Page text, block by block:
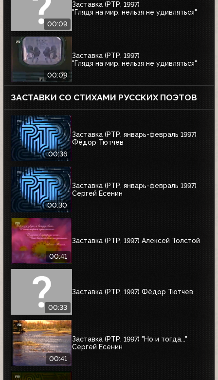
00:09
Заставка (РТР, 1997)
"Глядя на мир, нельзя не удивляться"
00:09
Заставка (РТР, 1997)
"Глядя на мир, нельзя не удивляться"
ЗАСТАВКИ СО СТИХАМИ РУССКИХ ПОЭТОВ
00:36
Заставка (РТР, январь-февраль 1997)
Фёдор Тютчев
00:30
Заставка (РТР, январь-февраль 1997)
Сергей Есенин
00:41
Заставка (РТР, 1997) Алексей Толстой
00:33
Заставка (РТР, 1997) Фёдор Тютчев
00:41
Заставка (РТР, 1997) "Но и тогда..."
Сергей Есенин